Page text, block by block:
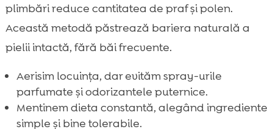
plimbări reduce cantitatea de praf și polen.
Această metodă păstrează bariera naturală a
pielii intactă, fără băi frecvente.
Aerisim locuința, dar evităm spray-urile
parfumate și odorizantele puternice.
Mentinem dieta constantă, alegând ingrediente
simple și bine tolerabile.